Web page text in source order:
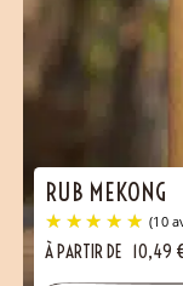
RUB MEKONG
À PARTIR DE 10,49 €